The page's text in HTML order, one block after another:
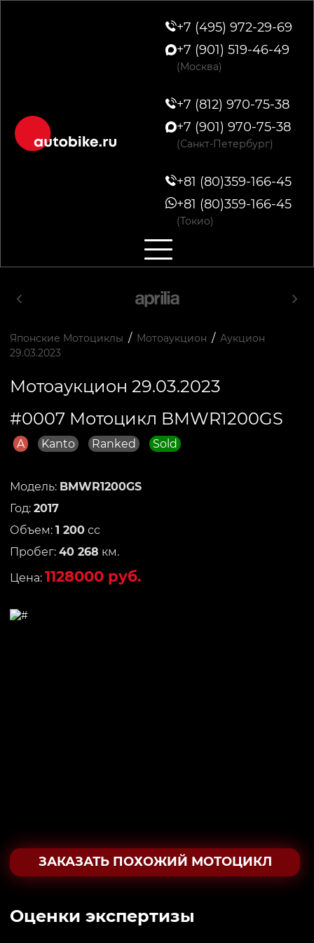
+7 (495) 972-29-69
+7 (901) 519-46-49
(Москва)
+7 (812) 970-75-38
+7 (901) 970-75-38
(Санкт-Петербург)
+81 (80)359-166-45
+81 (80)359-166-45
(Токио)
Японские Мотоциклы / Мотоаукцион / Аукцион
29.03.2023
Мотоаукцион 29.03.2023
#0007 Мотоцикл BMWR1200GS
A Kanto Ranked Sold
Модель: BMWR1200GS
Год: 2017
Объем: 1 200 сс
Пробег: 40 268 км.
Цена: 1128000 руб.
ЗАКАЗАТЬ ПОХОЖИЙ МОТОЦИКЛ
Oценки экспертизы